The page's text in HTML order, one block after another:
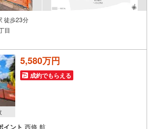
徒歩23分
目
5,580万円
成約でもらえる
イント 西條 航